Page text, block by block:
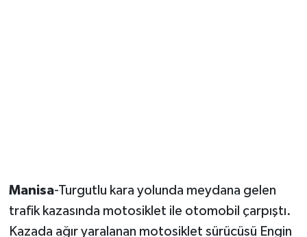
Manisa-Turgutlu kara yolunda meydana gelen
trafik kazasında motosiklet ile otomobil çarpıştı.
Kazada ağır yaralanan motosiklet sürücüsü Engin